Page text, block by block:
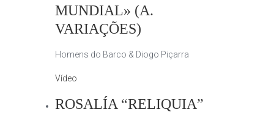
MUNDIAL» (A.
VARIAÇÕES)
Homens do Barco & Diogo Piçarra
Vídeo
ROSALÍA “RELIQUIA”